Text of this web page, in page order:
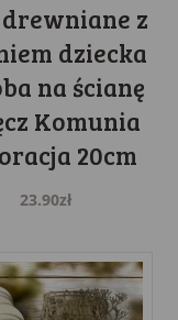
drewniane z
dziecka
na ścianę
Komunia
20cm
23.90zł